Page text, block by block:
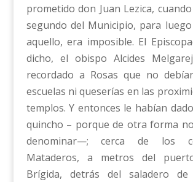
prometido don Juan Lezica,
segundo del Municipio, para
aquello, era imposible. El
dicho, el obispo Alcides
recordado a Rosas que no
escuelas ni queserías en las
templos. Y entonces le habían
quincho – porque de otra forma
denominar—; cerca de los
Mataderos, a metros del
Brígida, detrás del saladero de